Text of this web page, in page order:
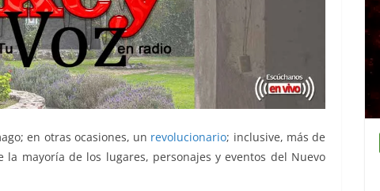
en otras ocasiones, un revolucionario; inclusive, más de
la mayoría de los lugares, personajes y eventos del Nuevo